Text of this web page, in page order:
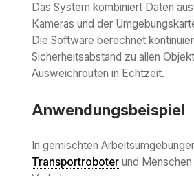
Das System kombiniert Daten
Kameras und der
Die Software berechnet
Sicherheitsabstand zu allen
Ausweichrouten in Echtzeit.
Anwendungsbeispiel
In gemischten
Transportroboter und